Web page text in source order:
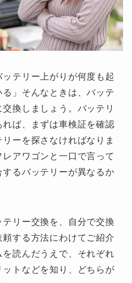
ッテリー上がりが何度も起
」そんなときは、バッテ
換しましょう。バッテリ
ば、まずは車検証を確認
ーを探さなければなりま
アワゴンと一口で言って
するバッテリーが異なるか
リー交換を、自分で交換
する方法にわけてご紹介
を読んだうえで、それぞれ
トなどを知り、どちらが